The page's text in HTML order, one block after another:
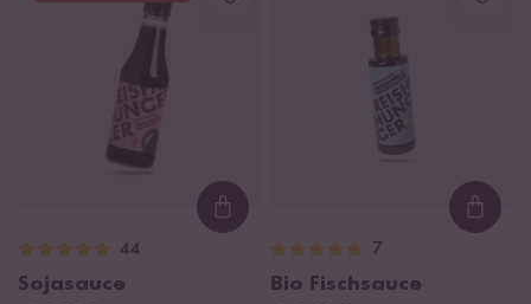
Loading...
44
Sojasauce
7
Bio Fischsauce